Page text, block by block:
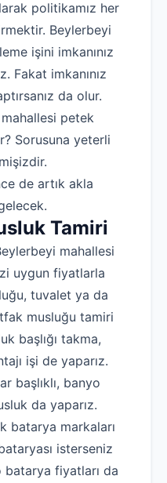
politikamız her
Beylerbeyi
işini imkanınız
Fakat imkanınız
da olur.
petek
Sorusuna yeterli
de artık akla
Tamiri
mahallesi
uygun fiyatlarla
tuvalet ya da
musluğu tamiri
başlığı takma,
işi de yaparız.
başlıklı, banyo
da yaparız.
batarya markaları
isterseniz
batarya fiyatları da